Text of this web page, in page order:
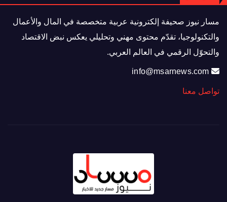
مسار نيوز صحيفة إلكترونية عربية متخصصة في المال والأعمال
والتكنولوجيا، تقدّم محتوى مهني وتحليلي يعكس نبض الاقتصاد
والتحوّل الرقمي في العالم العربي.
info@msarnews.com
تواصل معنا